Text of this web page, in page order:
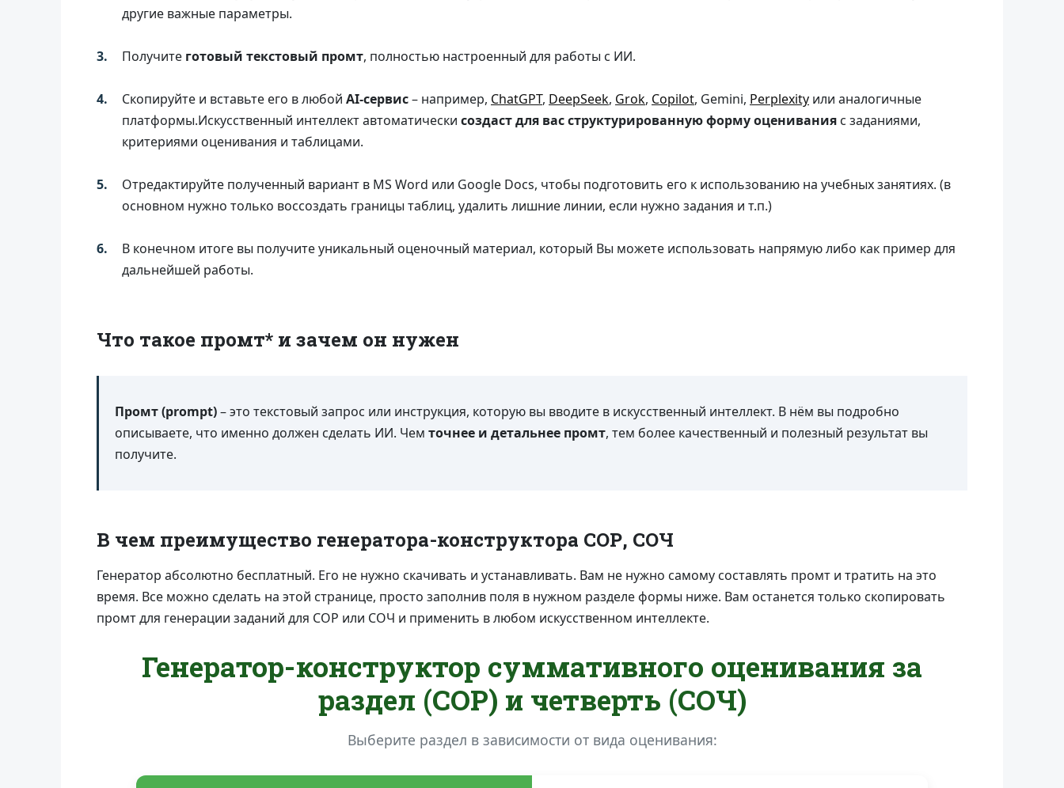
другие важные параметры.
Получите готовый текстовый промт, полностью настроенный для работы с ИИ.
Скопируйте и вставьте его в любой AI-сервис– например, ChatGPT, DeepSeek, Grok, Copilot, Gemini, Perplexity или аналогичные
платформы.Искусственный интеллект автоматически создаст для вас структурированную форму оценивания с заданиями,
критериями оценивания и таблицами.
Отредактируйте полученный вариант в MS Word или Google Docs, чтобы подготовить его к использованию на учебных занятиях. (в
основном нужно только воссоздать границы таблиц, удалить лишние линии, если нужно задания и т.п.)
В конечном итоге вы получите уникальный оценочный материал, который Вы можете использовать напрямую либо как пример для
дальнейшей работы.
Что такое промт* и зачем он нужен
Промт (prompt)– это текстовый запрос или инструкция, которую вы вводите в искусственный интеллект. В нём вы подробно
описываете, что именно должен сделать ИИ. Чем точнее и детальнее промт, тем более качественный и полезный результат вы
получите.
В чем преимущество генератора-конструктора СОР, СОЧ
Генератор абсолютно бесплатный. Его не нужно скачивать и устанавливать. Вам не нужно самому составлять промт и тратить на это
время. Все можно сделать на этой странице, просто заполнив поля в нужном разделе формы ниже. Вам останется только скопировать
промт для генерации заданий для СОР или СОЧ и применить в любом искусственном интеллекте.
Генератор-конструктор суммативного оценивания за
раздел (СОР) и четверть (СОЧ)
Выберите раздел в зависимости от вида оценивания: